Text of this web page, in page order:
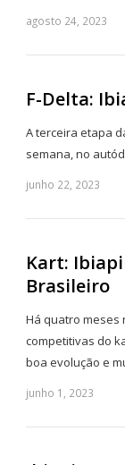
agosto 24, 2023
F-Delta:
A terceira etapa
semana, no
junho 22, 2023
Kart:
Brasileiro
Há quatro meses
competitivas do
boa evolução e
junho 1, 2023